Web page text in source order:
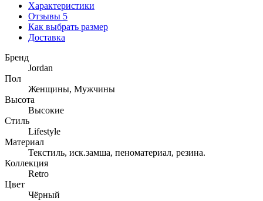
Характеристики
Отзывы 5
Как выбрать размер
Доставка
Бренд
Jordan
Пол
Женщины, Мужчины
Высота
Высокие
Стиль
Lifestyle
Материал
Текстиль, иск.замша, пеноматериал, резина.
Коллекция
Retro
Цвет
Чёрный